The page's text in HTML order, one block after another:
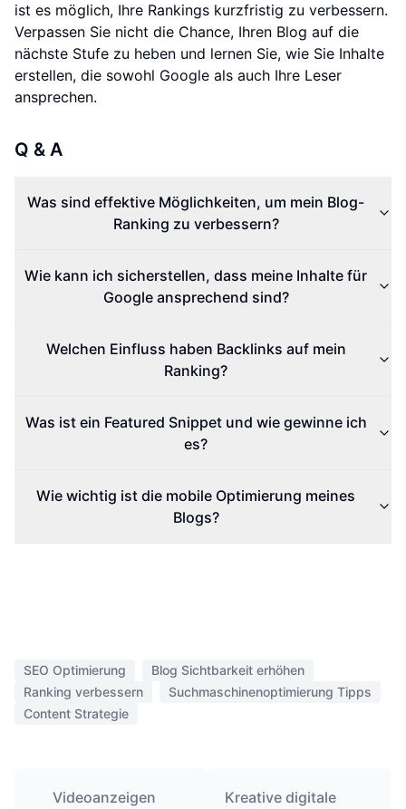
ist es möglich, Ihre Rankings kurzfristig zu verbessern.
Verpassen Sie nicht die Chance, Ihren Blog auf die
nächste Stufe zu heben und lernen Sie, wie Sie Inhalte
erstellen, die sowohl Google als auch Ihre Leser
ansprechen.
Q & A
Was sind effektive Möglichkeiten, um mein Blog-
Ranking zu verbessern?
Wie kann ich sicherstellen, dass meine Inhalte für
Google ansprechend sind?
Welchen Einfluss haben Backlinks auf mein
Ranking?
Was ist ein Featured Snippet und wie gewinne ich
es?
Wie wichtig ist die mobile Optimierung meines
Blogs?
SEO Optimierung
Blog Sichtbarkeit erhöhen
Ranking verbessern
Suchmaschinenoptimierung Tipps
Content Strategie
Videoanzeigen
Kreative digitale